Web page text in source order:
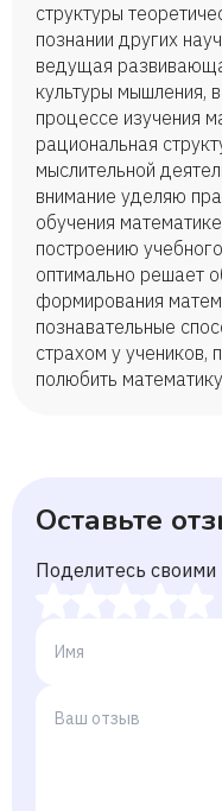
структуры
познании других
ведущая
культуры мышления,
процессе изучения
рациональная
мыслительной
внимание уделяю
обучения
построению
оптимально решает
формирования
познавательные
страхом у учеников,
полюбить
Оставьте
Поделитесь своими